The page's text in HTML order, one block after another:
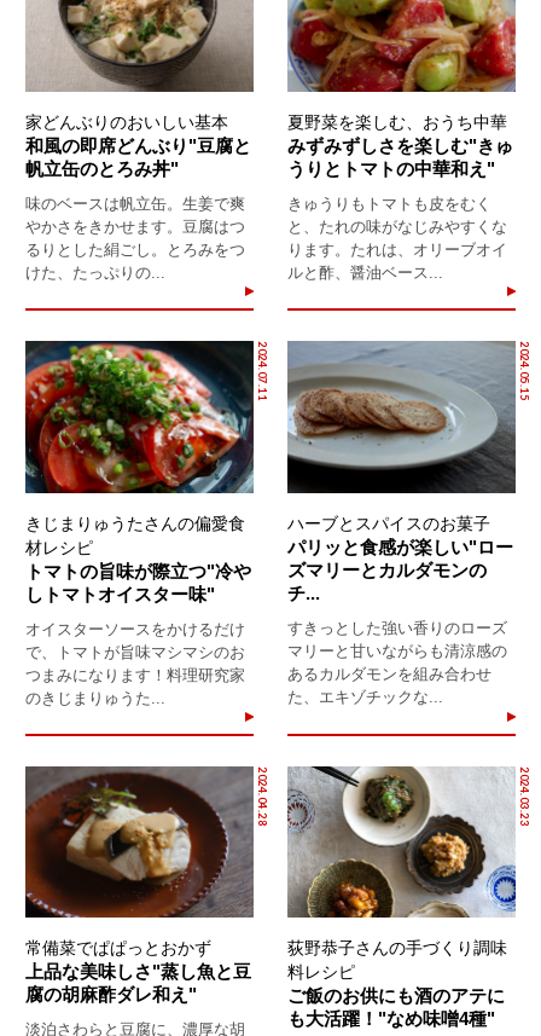
家どんぶりのおいしい基本
和風の即席どんぶり"豆腐と
帆立缶のとろみ丼"
味のベースは帆立缶。生姜で爽
やかさをきかせます。豆腐はつ
るりとした絹ごし。とろみをつ
けた、たっぷりの...
夏野菜を楽しむ、おうち中華
みずみずしさを楽しむ"きゅ
うりとトマトの中華和え"
きゅうりもトマトも皮をむく
と、たれの味がなじみやすくな
ります。たれは、オリーブオイ
ルと酢、醤油ベース...
2024.07.11
きじまりゅうたさんの偏愛食
材レシピ
トマトの旨味が際立つ"冷や
しトマトオイスター味"
オイスターソースをかけるだけ
で、トマトが旨味マシマシのお
つまみになります！料理研究家
のきじまりゅうた...
2024.05.15
ハーブとスパイスのお菓子
パリッと食感が楽しい"ロー
ズマリーとカルダモンの
チ...
すきっとした強い香りのローズ
マリーと甘いながらも清涼感の
あるカルダモンを組み合わせ
た、エキゾチックな...
2024.04.28
常備菜でぱぱっとおかず
上品な美味しさ"蒸し魚と豆
腐の胡麻酢ダレ和え"
淡泊さわらと豆腐に、濃厚な胡
2024.03.23
荻野恭子さんの手づくり調味
料レシピ
ご飯のお供にも酒のアテに
も大活躍！"なめ味噌4種"